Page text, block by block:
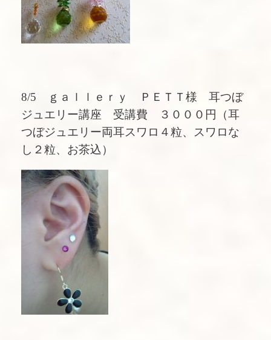
8/5 ｇａｌｌｅｒｙ ＰＥＴＴ様 耳つぼ
ジュエリー講座 受講費 ３０００円（耳
つぼジュエリー両耳スワロ４粒、スワロな
し２粒、お茶込）